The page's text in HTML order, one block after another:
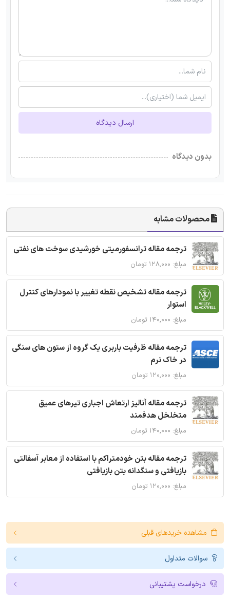
ارسال دیدگاه
بدون دیدگاه
محصولات مشابه
ترجمه مقاله ترانسفورمیتی خورشیدی سوخت های نفتی
مبلغ: ۱۲۸,۰۰۰ تومان
ترجمه مقاله تشخیص نقطه تغییر با نمودارهای کنترل
استوار
مبلغ: ۱۴۰,۰۰۰ تومان
ترجمه مقاله ظرفیت باربری یک گروه از ستون های سنگی
در خاک نرم
مبلغ: ۱۲۰,۰۰۰ تومان
ترجمه مقاله آنالیز ارتعاش اجباری تیرهای عمیق
متخلخل هدفمند
مبلغ: ۱۴۰,۰۰۰ تومان
ترجمه مقاله بتن خودمتراکم با استفاده از معابر آسفالتی
بازیافتی و سنگدانه بتن بازیافتی
مبلغ: ۱۲۰,۰۰۰ تومان
مشاهده خریدهای قبلی
سوالات متداول
درخواست پشتیبانی